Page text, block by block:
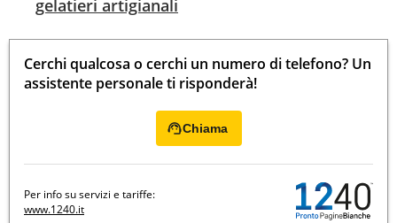
gelatieri artigianali
Cerchi qualcosa o cerchi un numero di telefono? Un
assistente personale ti risponderà!
Chiama
Per info su servizi e tariffe:
www.1240.it